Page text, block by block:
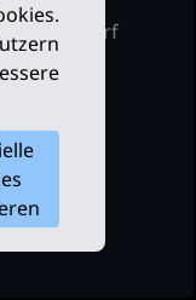
Stahnsdorf